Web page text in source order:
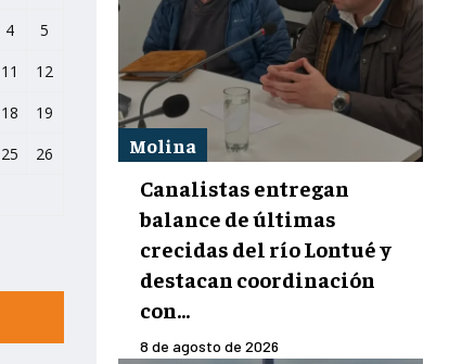
4
5
11
12
18
19
25
26
Molina
Canalistas entregan
balance de últimas
crecidas del río Lontué y
destacan coordinación
con...
8 de agosto de 2026